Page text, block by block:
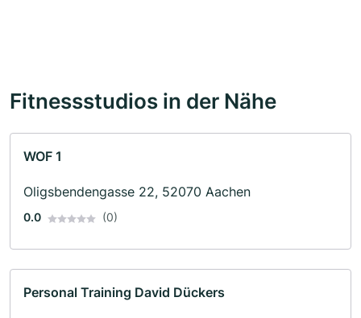
Fitnessstudios in der Nähe
WOF 1
Oligsbendengasse 22, 52070 Aachen
0.0 (0)
Personal Training David Dückers